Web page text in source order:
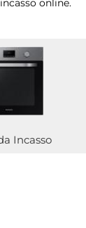
online.
Incasso